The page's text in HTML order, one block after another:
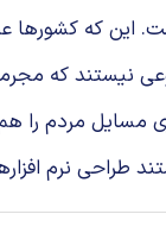
كه كشورها
نیستند كه
مردم را
طراحی نرم